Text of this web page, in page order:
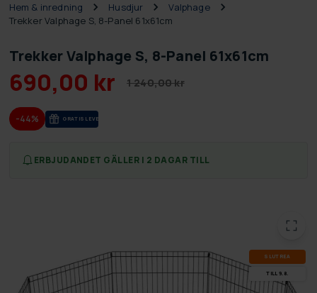
Hem & inredning Husdjur
Valphage
Trekker Valphage S, 8-Panel 61x61cm
Trekker Valphage S, 8-Panel 61x61cm
690,00 kr 1 240,00 kr
-44% GRA­TIS LE­VE­RANS
ERBJUDANDET GÄLLER I 2 DAGAR TILL
SLUT­REA
TILL 9.8.